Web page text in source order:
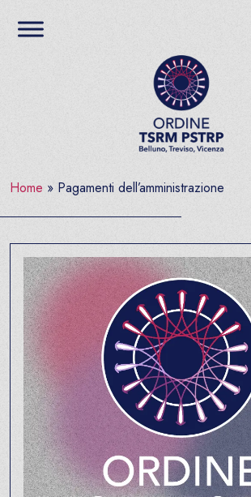
Home » Pagamenti dell’amministrazione